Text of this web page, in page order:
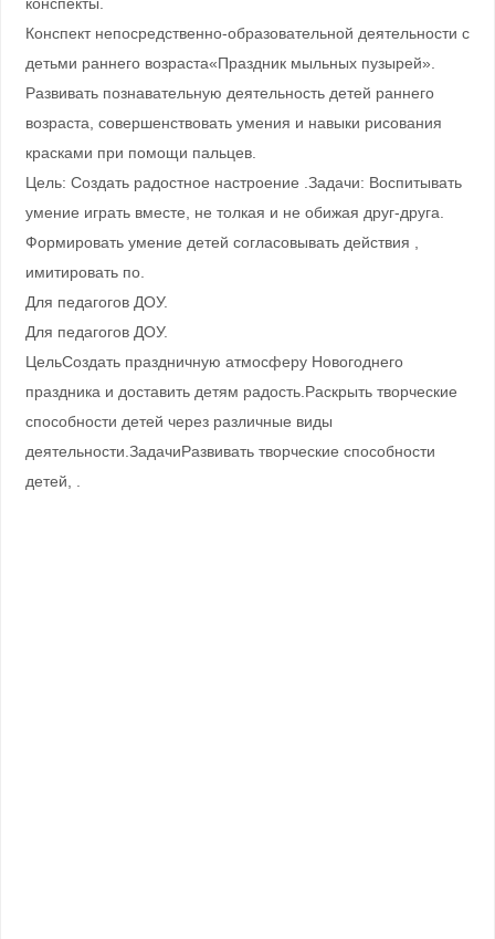
конспекты.
Конспект непосредственно-образовательной деятельности с
детьми раннего возраста«Праздник мыльных пузырей».
Развивать познавательную деятельность детей раннего
возраста, совершенствовать умения и навыки рисования
красками при помощи пальцев.
Цель: Создать радостное настроение .Задачи: Воспитывать
умение играть вместе, не толкая и не обижая друг-друга.
Формировать умение детей согласовывать действия ,
имитировать по.
Для педагогов ДОУ.
Для педагогов ДОУ.
ЦельСоздать праздничную атмосферу Новогоднего
праздника и доставить детям радость.Раскрыть творческие
способности детей через различные виды
деятельности.ЗадачиРазвивать творческие способности
детей, .